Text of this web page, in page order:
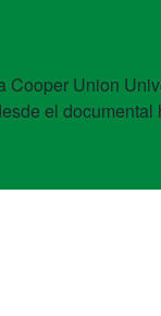
Union
el documental